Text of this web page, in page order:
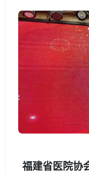
福建省医院协